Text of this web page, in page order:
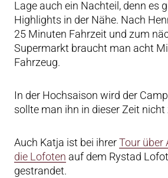
Lage auch ein Nachteil, denn es
Highlights in der Nähe. Nach
25 Minuten Fahrzeit und zum
Supermarkt braucht man acht
Fahrzeug.
In der Hochsaison wird der
sollte man ihn in dieser Zeit
Auch Katja ist bei ihrerTour über
die Lofoten auf dem Rystad
gestrandet.